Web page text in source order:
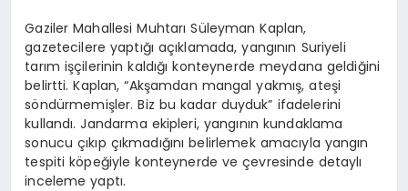
Gaziler Mahallesi Muhtarı Süleyman Kaplan,
gazetecilere yaptığı açıklamada, yangının Suriyeli
tarım işçilerinin kaldığı konteynerde meydana geldiğini
belirtti. Kaplan, “Akşamdan mangal yakmış, ateşi
söndürmemişler. Biz bu kadar duyduk” ifadelerini
kullandı. Jandarma ekipleri, yangının kundaklama
sonucu çıkıp çıkmadığını belirlemek amacıyla yangın
tespiti köpeğiyle konteynerde ve çevresinde detaylı
inceleme yaptı.